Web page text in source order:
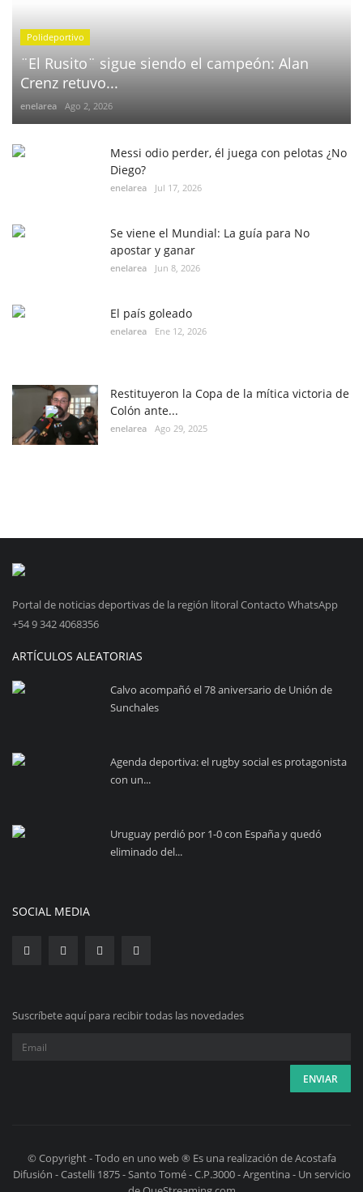
Polideportivo
¨El Rusito¨ sigue siendo el campeón: Alan
Crenz retuvo...
enelarea Ago 2, 2026
Messi odio perder, él juega con pelotas ¿No
Diego?
enelarea Jul 17, 2026
Se viene el Mundial: La guía para No
apostar y ganar
enelarea Jun 8, 2026
El país goleado
enelarea Ene 12, 2026
Restituyeron la Copa de la mítica victoria de
Colón ante...
enelarea Ago 29, 2025
Portal de noticias deportivas de la región litoral Contacto WhatsApp
+54 9 342 4068356
ARTÍCULOS ALEATORIAS
Calvo acompañó el 78 aniversario de Unión de
Sunchales
Agenda deportiva: el rugby social es protagonista
con un...
Uruguay perdió por 1-0 con España y quedó
eliminado del...
SOCIAL MEDIA
Suscríbete aquí para recibir todas las novedades
© Copyright - Todo en uno web ® Es una realización de Acostafa
Difusión - Castelli 1875 - Santo Tomé - C.P.3000 - Argentina - Un servicio